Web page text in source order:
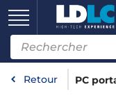
Retour PC